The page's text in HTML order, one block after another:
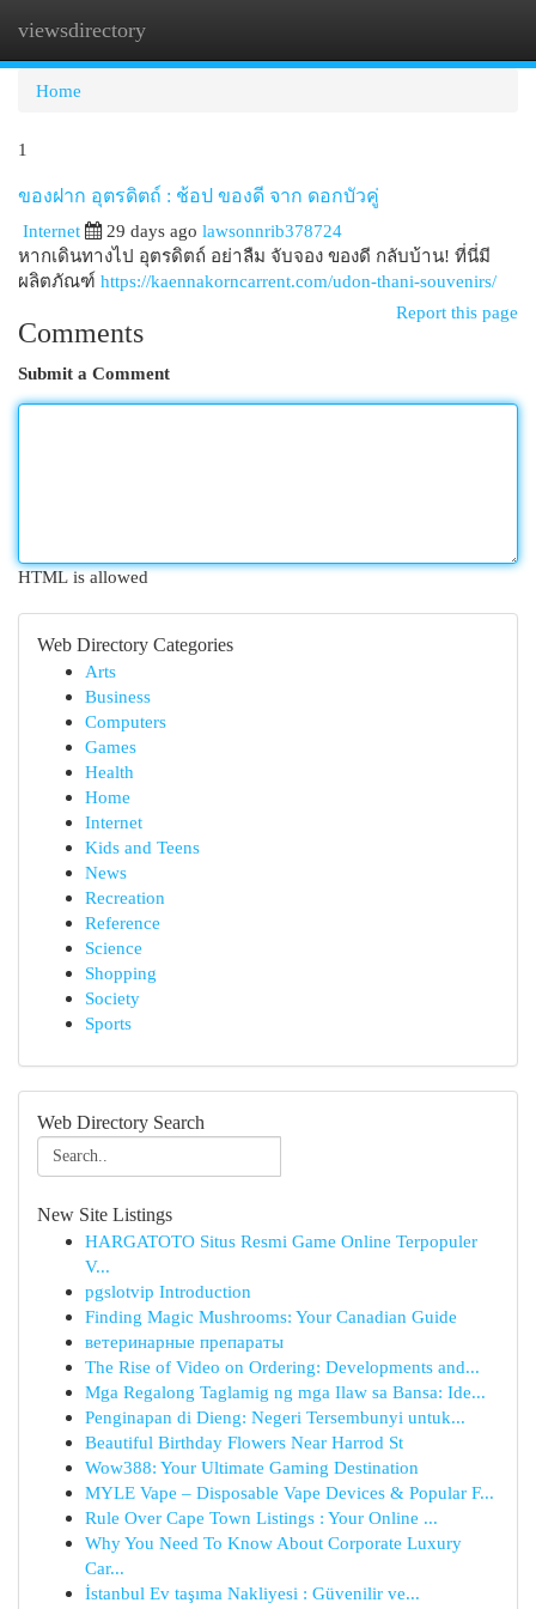
viewsdirectory
Home
1
ของฝาก อุตรดิตถ์ : ช้อป ของดี จาก ดอกบัวคู่
Internet
29 days ago lawsonnrib378724
หากเดินทางไป อุตรดิตถ์ อย่าลืม จับจอง ของดี กลับบ้าน! ที่นี่มี
ผลิตภัณฑ์ https://kaennakorncarrent.com/udon-thani-souvenirs/
Report this page
Comments
Submit a Comment
HTML is allowed
Web Directory Categories
Arts
Business
Computers
Games
Health
Home
Internet
Kids and Teens
News
Recreation
Reference
Science
Shopping
Society
Sports
Web Directory Search
New Site Listings
HARGATOTO Situs Resmi Game Online Terpopuler
V...
pgslotvip Introduction
Finding Magic Mushrooms: Your Canadian Guide
ветеринарные препараты
The Rise of Video on Ordering: Developments and...
Mga Regalong Taglamig ng mga Ilaw sa Bansa: Ide...
Penginapan di Dieng: Negeri Tersembunyi untuk...
Beautiful Birthday Flowers Near Harrod St
Wow388: Your Ultimate Gaming Destination
MYLE Vape – Disposable Vape Devices & Popular F...
Rule Over Cape Town Listings : Your Online ...
Why You Need To Know About Corporate Luxury
Car...
İstanbul Ev taşıma Nakliyesi : Güvenilir ve...